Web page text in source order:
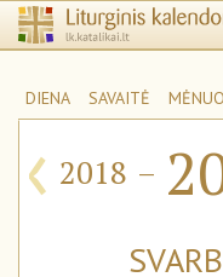
DIENA SAVAITĖ MĖNUO
‹ 2018 –